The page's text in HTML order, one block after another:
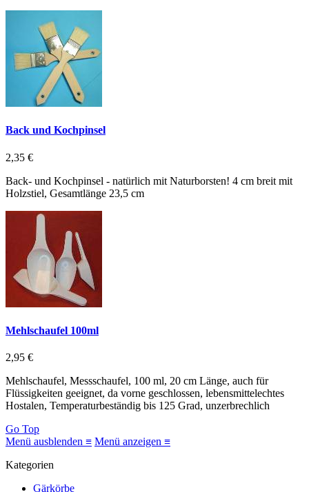
Back und Kochpinsel
2,35 €
Back- und Kochpinsel - natürlich mit Naturborsten! 4 cm breit mit
Holzstiel, Gesamtlänge 23,5 cm
Mehlschaufel 100ml
2,95 €
Mehlschaufel, Messschaufel, 100 ml, 20 cm Länge, auch für
Flüssigkeiten geeignet, da vorne geschlossen, lebensmittelechtes
Hostalen, Temperaturbeständig bis 125 Grad, unzerbrechlich
Go Top
Menü ausblenden ≡ Menü anzeigen ≡
Kategorien
Gärkörbe